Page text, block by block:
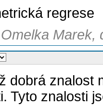
regrese
Marek,
dobrá znalost
Tyto znalosti